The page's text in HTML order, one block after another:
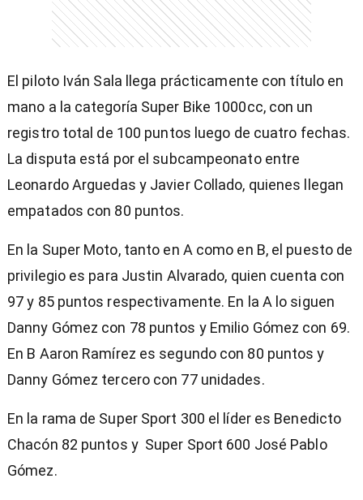
El piloto Iván Sala llega prácticamente con título en
mano a la categoría Super Bike 1000cc, con un
registro total de 100 puntos luego de cuatro fechas.
La disputa está por el subcampeonato entre
Leonardo Arguedas y Javier Collado, quienes llegan
empatados con 80 puntos.
En la Super Moto, tanto en A como en B, el puesto de
privilegio es para Justin Alvarado, quien cuenta con
97 y 85 puntos respectivamente. En la A lo siguen
Danny Gómez con 78 puntos y Emilio Gómez con 69.
En B Aaron Ramírez es segundo con 80 puntos y
Danny Gómez tercero con 77 unidades.
En la rama de Super Sport 300 el líder es Benedicto
Chacón 82 puntos y Super Sport 600 José Pablo
Gómez.